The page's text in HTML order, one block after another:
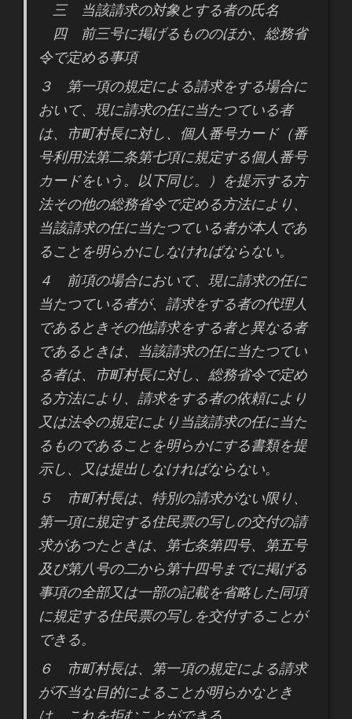
三 当該請求の対象とする者の氏名
四 前三号に掲げるもののほか、総務省
令で定める事項
３ 第一項の規定による請求をする場合に
おいて、現に請求の任に当たつている者
は、市町村長に対し、個人番号カード（番
号利用法第二条第七項に規定する個人番号
カードをいう。以下同じ。）を提示する方
法その他の総務省令で定める方法により、
当該請求の任に当たつている者が本人であ
ることを明らかにしなければならない。
４ 前項の場合において、現に請求の任に
当たつている者が、請求をする者の代理人
であるときその他請求をする者と異なる者
であるときは、当該請求の任に当たつてい
る者は、市町村長に対し、総務省令で定め
る方法により、請求をする者の依頼により
又は法令の規定により当該請求の任に当た
るものであることを明らかにする書類を提
示し、又は提出しなければならない。
５ 市町村長は、特別の請求がない限り、
第一項に規定する住民票の写しの交付の請
求があつたときは、第七条第四号、第五号
及び第八号の二から第十四号までに掲げる
事項の全部又は一部の記載を省略した同項
に規定する住民票の写しを交付することが
できる。
６ 市町村長は、第一項の規定による請求
が不当な目的によることが明らかなとき